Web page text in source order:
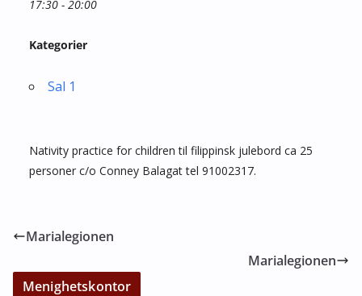
17:30 - 20:00
Kategorier
Sal 1
Nativity practice for children til filippinsk julebord ca 25
personer c/o Conney Balagat tel 91002317.
Marialegionen
Marialegionen
Menighetskontor